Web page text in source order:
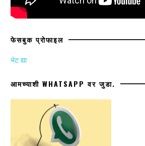
फेसबुक प्रोफाइल
भेट द्या
आमच्याशी WHATSAPP वर जुडा.